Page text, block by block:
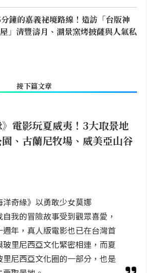
鐘的嘉義祕境路線！造訪「台版神
」清豐濤月、湖景窯烤披薩與人氣私
接下篇文章
電影玩夏威夷！3大取景地
、古蘭尼牧場、威美亞山谷
奇緣》以勇敢少女莫娜
自我的冒險故事受到觀眾喜愛，
週年，真人版電影也已在台灣首
里尼西亞文化緊密相連，而夏
尼西亞文化圈的一部分，也是